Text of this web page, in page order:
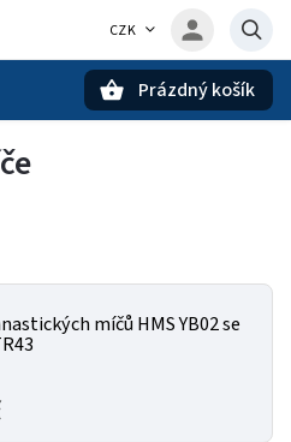
CZK
Prázdný košík
míčů HMS YB02 se